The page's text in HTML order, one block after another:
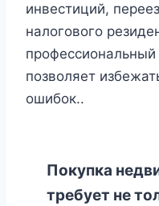
инвестиций,
налогового
профессиональный
позволяет
ошибок..
Покупка
требует не